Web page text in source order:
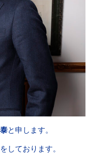
と申します。
しております。